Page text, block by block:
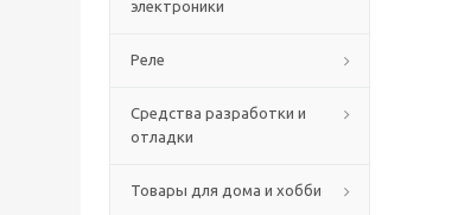
электроники
Реле
Средства разработки и
отладки
Товары для дома и хобби